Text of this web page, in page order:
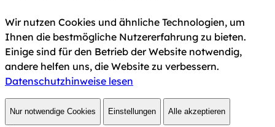
Wir nutzen Cookies und ähnliche Technologien, um
Ihnen die bestmögliche Nutzererfahrung zu bieten.
Einige sind für den Betrieb der Website notwendig,
andere helfen uns, die Website zu verbessern.
Datenschutzhinweise lesen
Nur notwendige Cookies Einstellungen Alle akzeptieren